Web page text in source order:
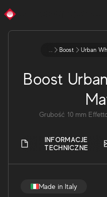
Made in Italy
... Boost Urban
Boost
Grubość 10mm
INFORMACJE
TECHNICZNE